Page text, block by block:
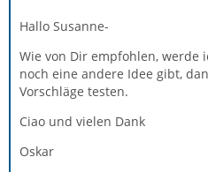
Hallo Susanne-
Wie von Dir empfohlen, werde
noch eine andere Idee gibt,
Vorschläge testen.
Ciao und vielen Dank
Oskar